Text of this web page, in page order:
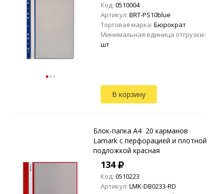
Код: 0510004
Артикул: BRT-PS10blue
Торговая марка: Бюрократ
Минимальная единица отгрузки:
шт
В корзину
Блок-папка A4 20 карманов
Lamark с перфорацией и плотной
подложкой красная
134
Код: 0510223
Артикул: LMK-DB0233-RD